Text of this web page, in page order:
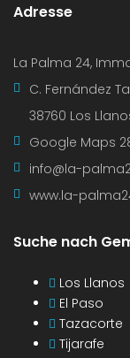
Adresse
La Palma 24,
C. Fernández
38760 Los
Google Maps
info@la-
www.la-
Suche nach
Los Llanos
El Paso
Tazacorte
Tijarafe